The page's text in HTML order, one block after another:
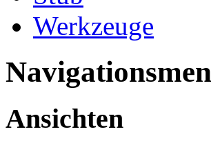
Werkzeuge
Ansichten